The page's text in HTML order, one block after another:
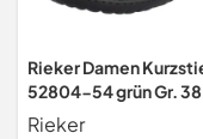
Rieker Damen
52804-54 grün Gr. 38
Rieker